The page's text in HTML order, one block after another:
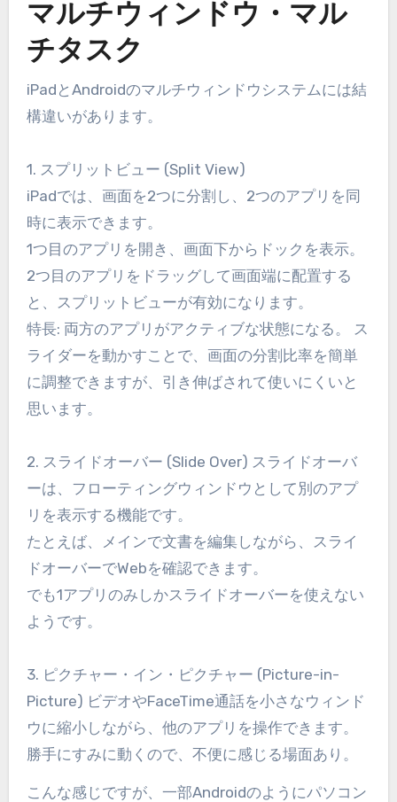
マルチウィンドウ・マル
チタスク
iPadとAndroidのマルチウィンドウシステムには結
構違いがあります。
1. スプリットビュー (Split View)
iPadでは、画面を2つに分割し、2つのアプリを同
時に表示できます。
1つ目のアプリを開き、画面下からドックを表示。
2つ目のアプリをドラッグして画面端に配置する
と、スプリットビューが有効になります。
特長: 両方のアプリがアクティブな状態になる。 ス
ライダーを動かすことで、画面の分割比率を簡単
に調整できますが、引き伸ばされて使いにくいと
思います。
2. スライドオーバー (Slide Over) スライドオーバ
ーは、フローティングウィンドウとして別のアプ
リを表示する機能です。
たとえば、メインで文書を編集しながら、スライ
ドオーバーでWebを確認できます。
でも1アプリのみしかスライドオーバーを使えない
ようです。
3. ピクチャー・イン・ピクチャー (Picture-in-
Picture) ビデオやFaceTime通話を小さなウィンド
ウに縮小しながら、他のアプリを操作できます。
勝手にすみに動くので、不便に感じる場面あり。
こんな感じですが、一部Androidのようにパソコン